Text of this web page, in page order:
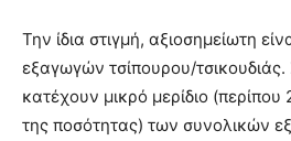
Την ίδια στιγμή, αξιοσημείωτη
εξαγωγών τσίπουρου/
κατέχουν μικρό μερίδιο (περίπου
της ποσότητας) των συνολικών